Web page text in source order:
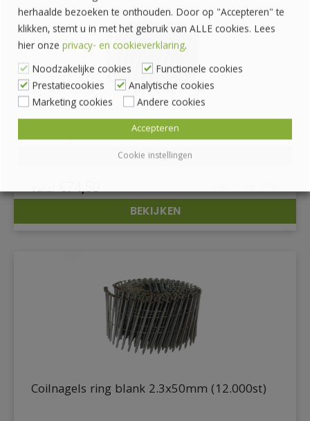
DETAILS
Coilnagels EPAL blank 3.4x90mm (3150st)
BEKIJKEN
Coilnagels ring blank 2.3x50mm (12.000st)
herhaalde bezoeken te onthouden. Door op "Accepteren" te
klikken, stemt u in met het gebruik van ALLE cookies. Lees
hier onze privacy- en cookieverklaring.
Noodzakelijke cookies
Functionele cookies
Prestatiecookies
Analytische cookies
Marketing cookies
Andere cookies
Cookie instellingen
Accepteren